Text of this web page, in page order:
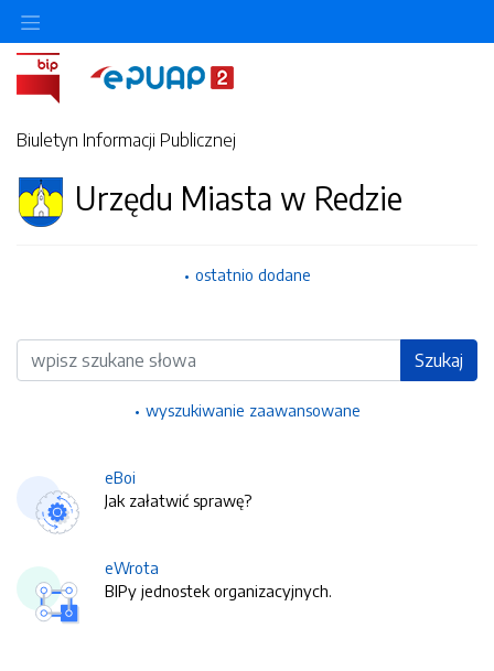
Biuletyn Informacji Publicznej
Urzędu Miasta w Redzie
ostatnio dodane
Wyszukiwarka Szukaj
wyszukiwanie zaawansowane
eBoi
Jak załatwić sprawę?
eWrota
BIPy jednostek organizacyjnych.